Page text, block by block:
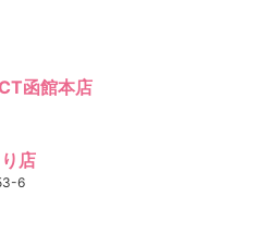
函館本店
店
6